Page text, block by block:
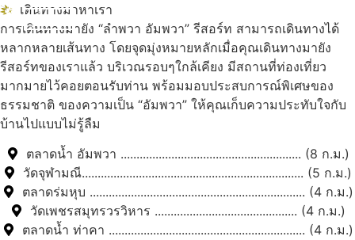
เดินทางมาหาเรา
การเดินทางมายัง “ลำพวา อัมพวา” รีสอร์ท สามารถเดินทางได้
หลากหลายเส้นทาง โดยจุดมุ่งหมายหลักเมื่อคุณเดินทางมายัง
รีสอร์ทของเราแล้ว บริเวณรอบๆใกล้เคียง มีสถานที่ท่องเที่ยว
มากมายไว้คอยตอนรับท่าน พร้อมมอบประสบการณ์พิเศษของ
ธรรมชาติ ของความเป็น “อัมพวา” ให้คุณเก็บความประทับใจกับ
บ้านไปแบบไม่รู้ลืม
ตลาดน้ำ อัมพวา ......................................................... (8 ก.ม.)
วัดจุฬามณี...................................................................... (5 ก.ม.)
ตลาดร่มหุบ .................................................................... (4 ก.ม.)
วัดเพชรสมุทรวรวิหาร ............................................. (4 ก.ม.)
ตลาดน้ำ ท่าคา .............................................................. (4 ก.ม.)
ดูทั้งหมด